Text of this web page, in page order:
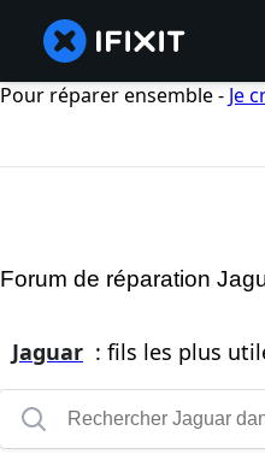
Pour réparer ensemble - Je
Forum de réparation
Jaguar : fils les plus